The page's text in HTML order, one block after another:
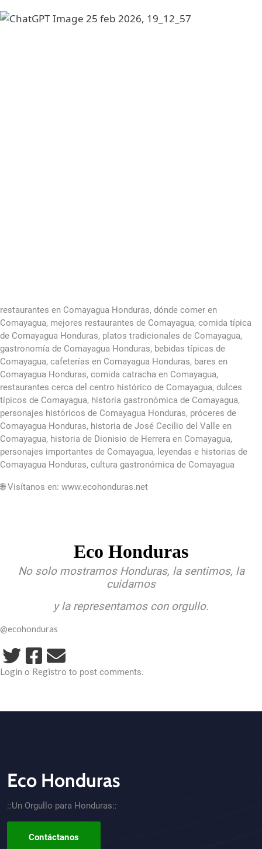
restaurantes en Comayagua Honduras, dónde comer en
Comayagua, mejores restaurantes de Comayagua, comida típica
de Comayagua Honduras, platos tradicionales de Comayagua,
gastronomía de Comayagua Honduras, bebidas típicas de
Comayagua, cafeterías en Comayagua Honduras, bares en
Comayagua Honduras, comida catracha en Comayagua,
restaurantes cerca del centro histórico de Comayagua, dulces
típicos de Comayagua, historia gastronómica de Comayagua,
personajes históricos de Comayagua Honduras, próceres de
Comayagua Honduras, historia de José Cecilio del Valle en
Comayagua, historia de Dionisio de Herrera en Comayagua,
personajes importantes de Comayagua, leyendas e historias de
Comayagua Honduras, cultura gastronómica de Comayagua
🌐 Visítanos en: www.ecohonduras.net
Eco Honduras
No solo mostramos Honduras, la sentimos, la
cuidamos
y la representamos con orgullo.
@ecohonduras
Login o Registro to post comments.
CTA - Footer
Eco Honduras
::Un Orgullo para Honduras::
Contáctanos